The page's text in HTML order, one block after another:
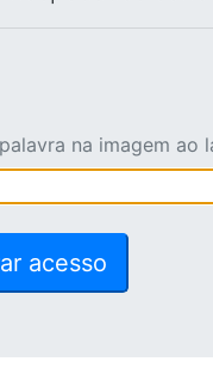
na imagem ao